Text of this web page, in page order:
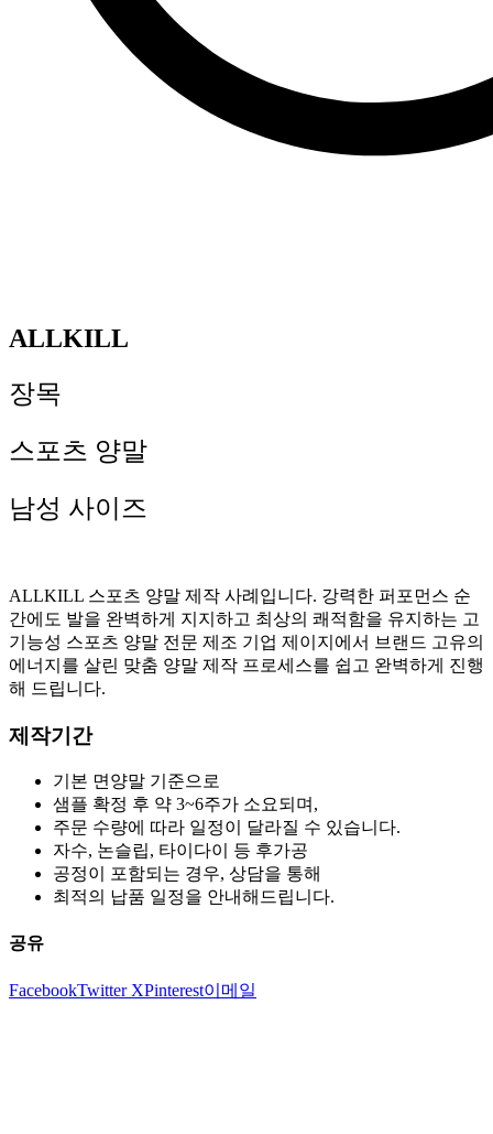
ALLKILL
장목
스포츠 양말
남성 사이즈
ALLKILL 스포츠 양말 제작 사례입니다. 강력한 퍼포먼스 순
간에도 발을 완벽하게 지지하고 최상의 쾌적함을 유지하는 고
기능성 스포츠 양말 전문 제조 기업 제이지에서 브랜드 고유의
에너지를 살린 맞춤 양말 제작 프로세스를 쉽고 완벽하게 진행
해 드립니다.
제작기간
기본 면양말 기준으로
샘플 확정 후 약 3~6주가 소요되며,
주문 수량에 따라 일정이 달라질 수 있습니다.
자수, 논슬립, 타이다이 등 후가공
공정이 포함되는 경우, 상담을 통해
최적의 납품 일정을 안내해드립니다.
공유
FacebookTwitter XPinterest이메일